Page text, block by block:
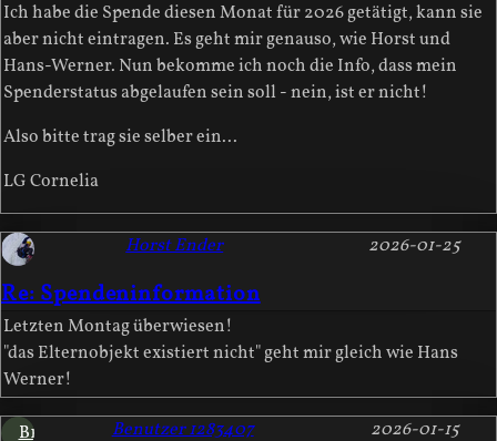
Ich habe die Spende diesen Monat für 2026 getätigt, kann sie
aber nicht eintragen. Es geht mir genauso, wie Horst und
Hans-Werner. Nun bekomme ich noch die Info, dass mein
Spenderstatus abgelaufen sein soll - nein, ist er nicht!
Also bitte trag sie selber ein...
LG Cornelia
Re: Spendeninformation
2026-01-25
Horst Ender
Letzten Montag überwiesen!
"das Elternobjekt existiert nicht" geht mir gleich wie Hans
Werner!
B1 2026-01-15
Benutzer 1283407